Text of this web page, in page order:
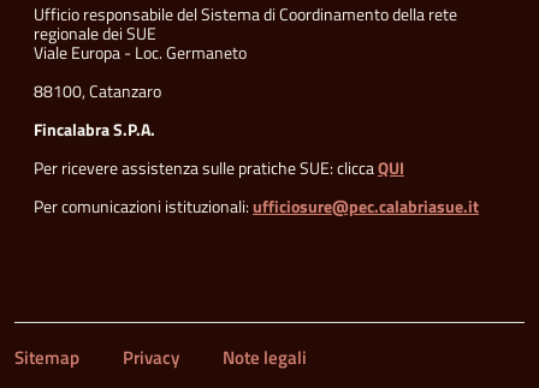
Ufficio responsabile del Sistema di Coordinamento della rete
regionale dei SUE
Viale Europa - Loc. Germaneto
88100, Catanzaro
Fincalabra S.P.A.
Per ricevere assistenza sulle pratiche SUE: cliccaQUI
Per comunicazioni istituzionali:ufficiosure@pec.calabriasue.it
Sitemap Privacy Note legali